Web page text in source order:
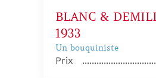
BLANC &
1933
Un bouquiniste
Prix